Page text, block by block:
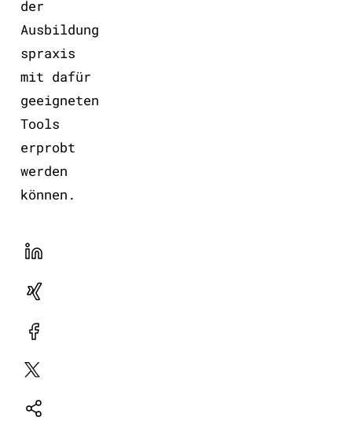
der
Ausbildung
spraxis
mit dafür
geeigneten
Tools
erprobt
werden
können.
LinekdIn
Xing
Facebook
Plattform
Natives